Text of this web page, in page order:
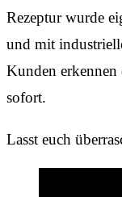
Rezeptur wurde
und mit
Kunden
sofort.
Lasst euch